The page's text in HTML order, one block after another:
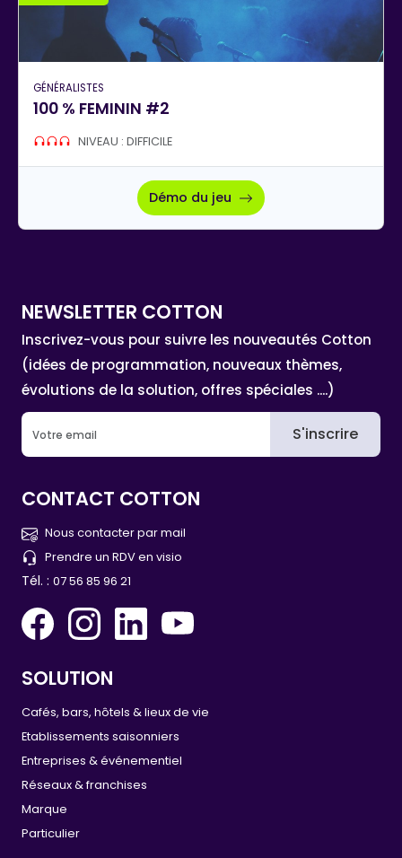
GÉNÉRALISTES
100 % FEMININ #2
NIVEAU : DIFFICILE
Démo du jeu
NEWSLETTER COTTON
Inscrivez-vous pour suivre les nouveautés Cotton
(idées de programmation, nouveaux thèmes,
évolutions de la solution, offres spéciales ....)
S'inscrire
CONTACT COTTON
Nous contacter par mail
Prendre un RDV en visio
Tél. : 07 56 85 96 21
SOLUTION
Cafés, bars, hôtels & lieux de vie
Etablissements saisonniers
Entreprises & événementiel
Réseaux & franchises
Marque
Particulier